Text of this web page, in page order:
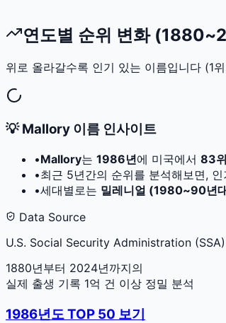
연도별 순위 변화
위로 올라갈수록 인기 있는 이름입니다 (1
💡Mallory 이름 인사이트
•Mallory는 1986년에 미국에서 83위
•최근 5년간의 순위를 분석해보면, 인
•세대별로는 밀레니얼 (1980~90년
Data Source
U.S. Social Security Administration (SSA)
1880년부터 2024년까지의
실제 출생 기록 1억 건 이상 정밀 분석
1986년도 TOP 50 보기